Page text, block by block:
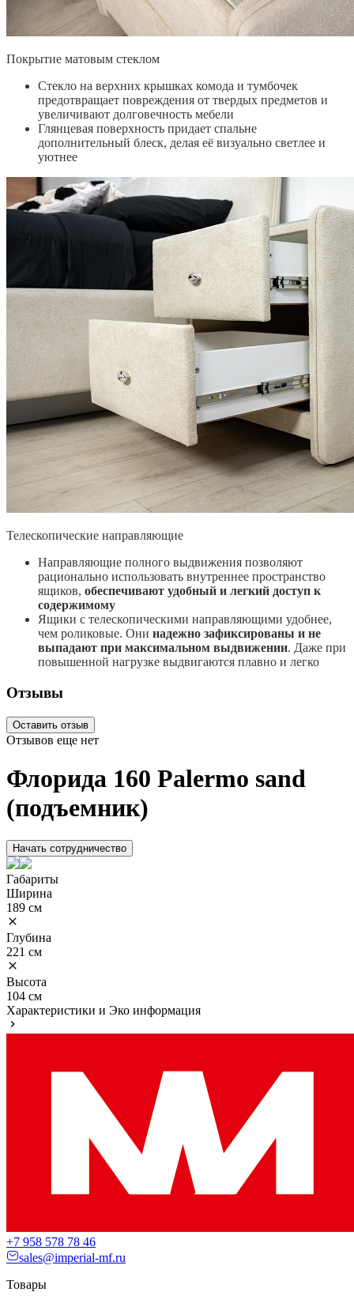
Покрытие матовым стеклом
Стекло на верхних крышках комода и тумбочек
предотвращает повреждения от твердых предметов и
увеличивают долговечность мебели
Глянцевая поверхность придает спальне
дополнительный блеск, делая её визуально светлее и
уютнее
Телескопические направляющие
Направляющие полного выдвижения позволяют
рационально использовать внутреннее пространство
ящиков, обеспечивают удобный и легкий доступ к
содержимому
Ящики с телескопическими направляющими удобнее,
чем роликовые. Они надежно зафиксированы и не
выпадают при максимальном выдвижении. Даже при
повышенной нагрузке выдвигаются плавно и легко
Отзывы
Оставить отзыв
Отзывов еще нет
Флорида 160 Palermo sand
(подъемник)
Начать сотрудничество
Габариты
Ширина
189 см
Глубина
221 см
Высота
104 см
Характеристики и Эко информация
+7 958 578 78 46
sales@imperial-mf.ru
Товары